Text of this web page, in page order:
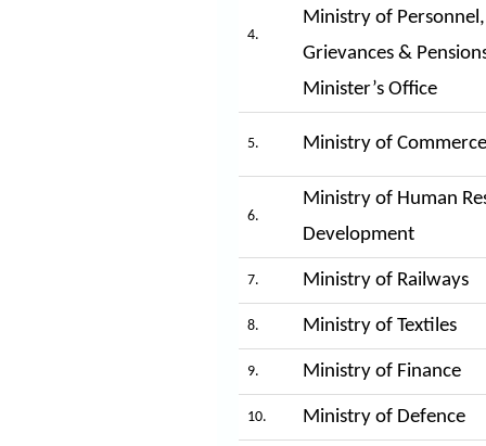
4.
Ministry of
Grievances &
Minister’s Office
5. Ministry of
6.
Ministry of Human
Development
7. Ministry of Railways
8. Ministry of Textiles
9. Ministry of Finance
10. Ministry of Defence